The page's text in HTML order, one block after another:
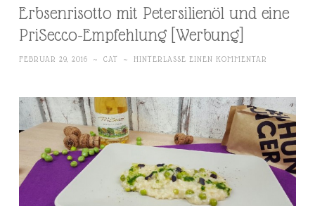
Erbsenrisotto mit Petersilienöl und eine
PriSecco-Empfehlung [Werbung]
FEBRUAR 29, 2016 ~ CAT ~ HINTERLASSE EINEN KOMMENTAR